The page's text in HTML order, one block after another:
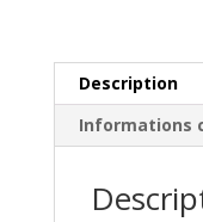
Description
Informations